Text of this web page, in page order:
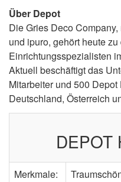
Über Depot
Die Gries Deco
und ipuro, gehört heute
Einrichtungsspezialisten
Aktuell beschäftigt das
Mitarbeiter und 500
Deutschland, Österreich
DEPOT
Merkmale: